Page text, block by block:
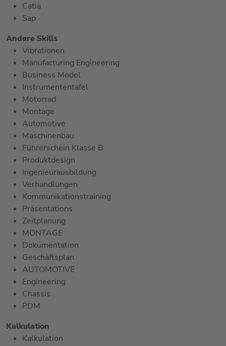
Catia
Sap
Andere Skills
Vibrationen
Manufacturing Engineering
Business Model
Instrumententafel
Motorrad
Montage
Automotive
Maschinenbau
Führerschein Klasse B
Produktdesign
Ingenieurausbildung
Verhandlungen
Kommunikationstraining
Präsentations
Zeitplanung
MONTAGE
Dokumentation
Geschäftsplan
AUTOMOTIVE
Engineering
Chassis
PDM
Kalkulation
Kalkulation